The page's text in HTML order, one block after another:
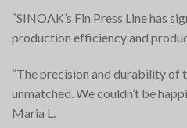
“SINOAK’s Fin Press Line has
production efficiency and
“The precision and durability of
unmatched. We couldn’t be
Maria L.